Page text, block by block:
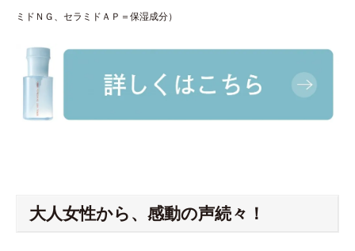
ミドＮＧ、セラミドＡＰ＝保湿成分）
大人女性から、感動の声続々！